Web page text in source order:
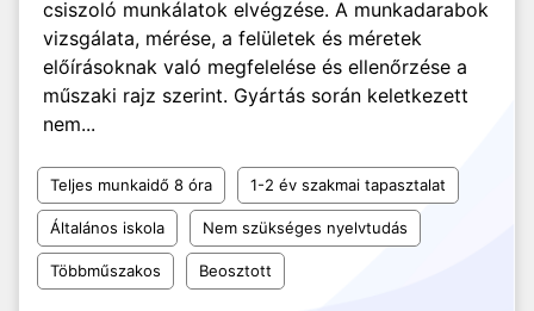
csiszoló munkálatok elvégzése. A munkadarabok
vizsgálata, mérése, a felületek és méretek
előírásoknak való megfelelése és ellenőrzése a
műszaki rajz szerint. Gyártás során keletkezett
nem...
Teljes munkaidő 8 óra 1-2 év szakmai tapasztalat
Általános iskola Nem szükséges nyelvtudás
Többműszakos Beosztott